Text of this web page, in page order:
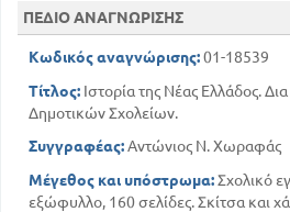
Προς πραγματοποίηση της
Οργάνωση του νέου Ελληνισμού
Τα επαναστατικά κινήματα των
μέχρι τη μεγάλη επανάσταση
Έκρηξη και εξάπλωση της
Αμυντικοί αγώνες των Ελλήνων
Αιγυπτίων 1824 - 1827
ΠΕΔΙΟ ΑΝΑΓΝΩΡΙΣΗΣ
Κωδικός αναγνώρισης:01-18539
Τίτλος: Ιστορία της Νέας Ελλάδος.
Δημοτικών Σχολείων.
Συγγραφέας:Αντώνιος Ν. Χωραφάς
Μέγεθος και υπόστρωμα:Σχολικό
εξώφυλλο, 160 σελίδες. Σκίτσα και